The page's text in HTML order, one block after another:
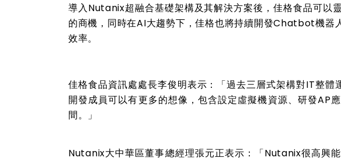
導入Nutanix超融合基礎架構及其解決方案後，佳格食品可以
的商機，同時在AI大趨勢下，佳格也將持續開發Chatbot機器
效率。
佳格食品資訊處處長李俊明表示：「過去三層式架構對IT整體
開發成員可以有更多的想像，包含設定虛擬機資源、研發AP
間。」
Nutanix大中華區董事總經理張元正表示：「Nutanix很高興